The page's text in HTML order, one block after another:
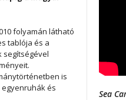
folyamán látható
tablója és a
is
és
Sea